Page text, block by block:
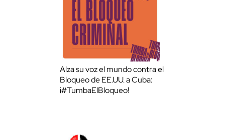
Alza su voz el mundo contra el
Bloqueo de EE.UU. a Cuba:
¡#TumbaElBloqueo!